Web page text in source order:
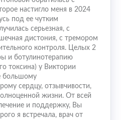
настигло меня в 2024
под ее чутким
серьезная, с
дистония, с тремором
контроля. Целых 2
и ботулинотерапию
токсина) у Виктории
большому
сердцу, отзывчивости,
жизни. От всей
и поддержку, Вы
я встречала, врач от